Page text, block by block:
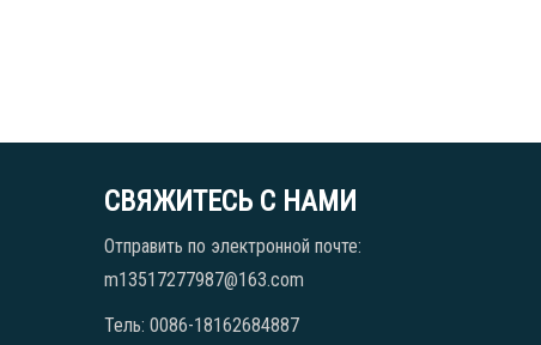
СВЯЖИТЕСЬ С НАМИ
Отправить по электронной почте:
m13517277987@163.com
Тель: 0086-18162684887